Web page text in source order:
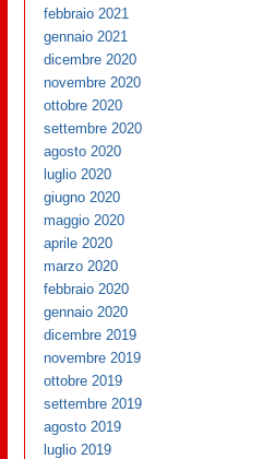
febbraio 2021
gennaio 2021
dicembre 2020
novembre 2020
ottobre 2020
settembre 2020
agosto 2020
luglio 2020
giugno 2020
maggio 2020
aprile 2020
marzo 2020
febbraio 2020
gennaio 2020
dicembre 2019
novembre 2019
ottobre 2019
settembre 2019
agosto 2019
luglio 2019